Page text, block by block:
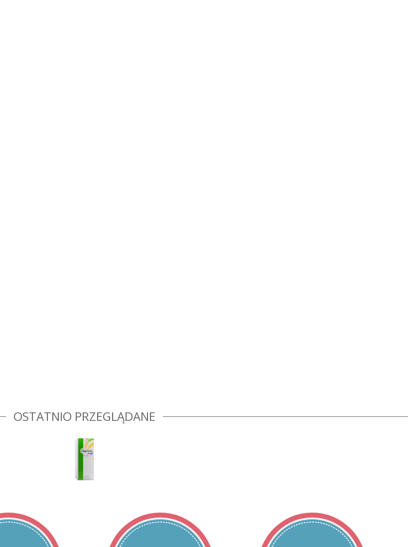
może być podawany niemowlętom i małym dzieciom tylko po zaleceniu
przez lekarza, ponieważ może zaburzać naturalny odruch wypróżniania. W
Lek Duphalac
Należy powiedzieć lekarzowi lub farmaceucie o wszystkich lekach
przyjmowanych przez pacjenta obecnie lub ostatnio, a także o lekach,
Duphalac
Duphalac Fruit może być przyjmowany w czasie ciąży i karmienia piersią.
Nie przewiduje się wpływu na płodność. Jeśli pacjentka jest w ciąży lub
karmi piersią, przypuszcza że może być w ciąży lub gdy planuje mieć
dziecko, powinna poradzić się lekarza lub farmaceuty przed
OSTATNIO PRZEGLĄDANE